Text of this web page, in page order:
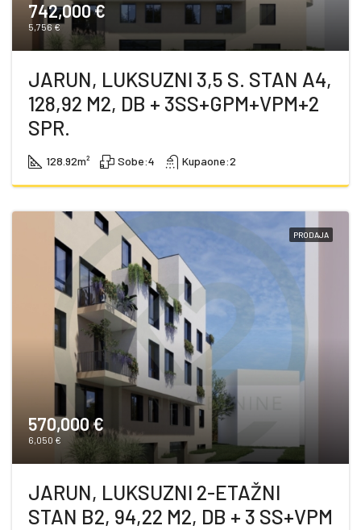
742,000 €
5,756 €
JARUN, LUKSUZNI 3,5 S. STAN A4,
128,92 M2, DB + 3SS+GPM+VPM+2
SPR.
128.92m² Sobe:4 Kupaone:2
PRODAJA
570,000 €
6,050 €
JARUN, LUKSUZNI 2-ETAŽNI
STAN B2, 94,22 M2, DB + 3 SS+VPM